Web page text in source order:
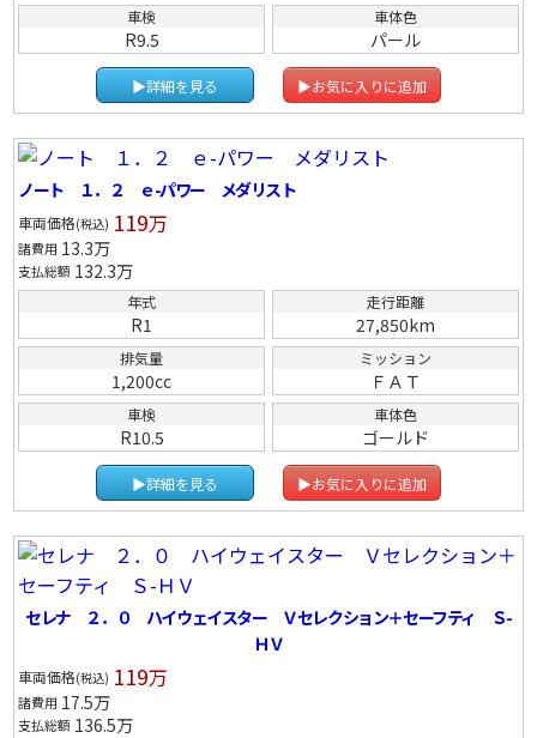
車検
R9.5
車体色
パール
▶詳細を見る ▶お気に入りに追加
ノート １．２ ｅ-パワー メダリスト
車両価格(税込) 119万
諸費用 13.3万
支払総額 132.3万
年式
R1
走行距離
27,850km
排気量
1,200cc
ミッション
ＦＡＴ
車検
R10.5
車体色
ゴールド
▶詳細を見る ▶お気に入りに追加
セレナ ２．０ ハイウェイスター Ｖセレクション＋セーフティ Ｓ-
ＨＶ
車両価格(税込) 119万
諸費用 17.5万
支払総額 136.5万